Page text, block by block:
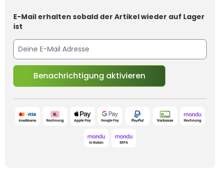
E-Mail erhalten sobald der Artikel wieder auf Lager
ist
Benachrichtigung aktivieren